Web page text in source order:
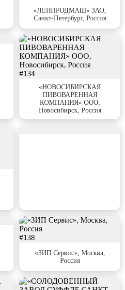
«ЛЕНПРОДМАШ» ЗАО,
Санкт-Петербург, Россия
#134
«НОВОСИБИРСКАЯ
ПИВОВАРЕННАЯ
КОМПАНИЯ» ООО,
Новосибирск, Россия
#138
«ЗИП Сервис», Москва,
Россия